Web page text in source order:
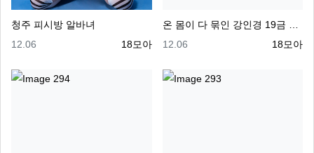
청주 피시방 알바녀
등록자
18모아
등록일
12.06
등록자
18모아
등록일
12.06